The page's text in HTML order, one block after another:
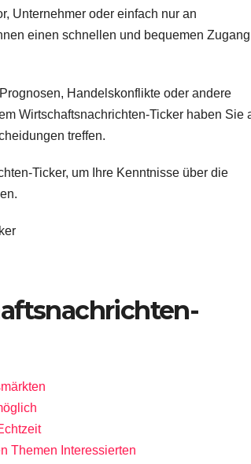
Unternehmer oder einfach nur an
einen schnellen und bequemen
Handelskonflikte oder andere
Wirtschaftsnachrichten-Ticker haben Sie
treffen.
Ticker, um Ihre Kenntnisse über die
Themen Interessierten